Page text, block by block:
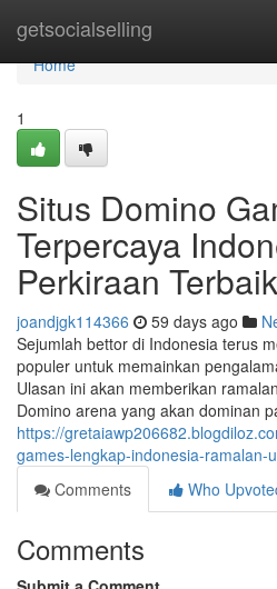
getsocialselling
Home
Home
1
Situs Domino
Terpercaya
Perkiraan
joandjgk114366 59 days ago
Sejumlah bettor di Indonesia terus
populer untuk memainkan
Ulasan ini akan memberikan
Domino arena yang akan dominan
https://
games-lengkap-indonesia-ramalan-
Comments
Who
Comments